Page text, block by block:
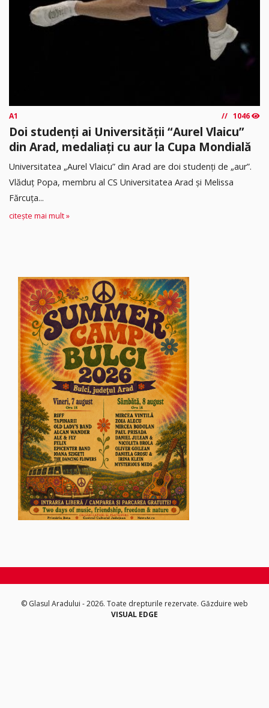
A1 1046
Doi studenți ai Universității “Aurel Vlaicu”
din Arad, medaliați cu aur la Cupa Mondială
Universitatea „Aurel Vlaicu” din Arad are doi studenți de „aur”.
Vlăduț Popa, membru al CS Universitatea Arad și Melissa
Fărcuța...
citește mai mult »
© Glasul Aradului - 2026. Toate drepturile rezervate. Găzduire web
VISUAL EDGE